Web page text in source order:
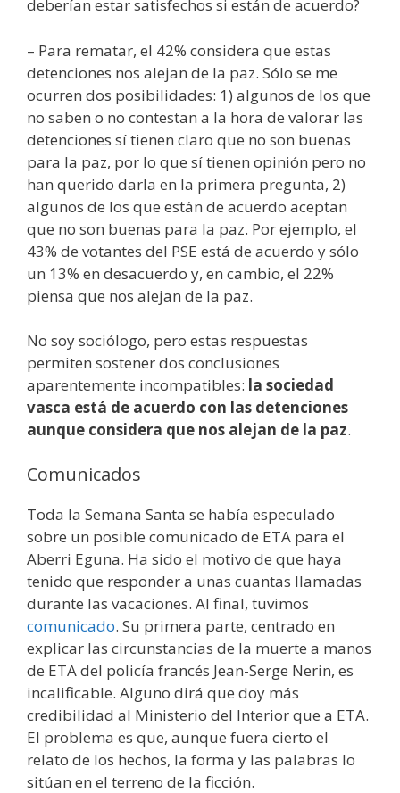
deberían estar satisfechos si están de acuerdo?
– Para rematar, el 42% considera que estas
detenciones nos alejan de la paz. Sólo se me
ocurren dos posibilidades: 1) algunos de los que
no saben o no contestan a la hora de valorar las
detenciones sí tienen claro que no son buenas
para la paz, por lo que sí tienen opinión pero no
han querido darla en la primera pregunta, 2)
algunos de los que están de acuerdo aceptan
que no son buenas para la paz. Por ejemplo, el
43% de votantes del PSE está de acuerdo y sólo
un 13% en desacuerdo y, en cambio, el 22%
piensa que nos alejan de la paz.
No soy sociólogo, pero estas respuestas
permiten sostener dos conclusiones
aparentemente incompatibles: la sociedad
vasca está de acuerdo con las detenciones
aunque considera que nos alejan de la paz.
Comunicados
Toda la Semana Santa se había especulado
sobre un posible comunicado de ETA para el
Aberri Eguna. Ha sido el motivo de que haya
tenido que responder a unas cuantas llamadas
durante las vacaciones. Al final, tuvimos
comunicado. Su primera parte, centrado en
explicar las circunstancias de la muerte a manos
de ETA del policía francés Jean-Serge Nerin, es
incalificable. Alguno dirá que doy más
credibilidad al Ministerio del Interior que a ETA.
El problema es que, aunque fuera cierto el
relato de los hechos, la forma y las palabras lo
sitúan en el terreno de la ficción.